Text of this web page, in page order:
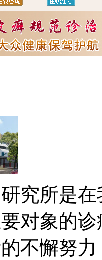
究所是
对象的
不懈努